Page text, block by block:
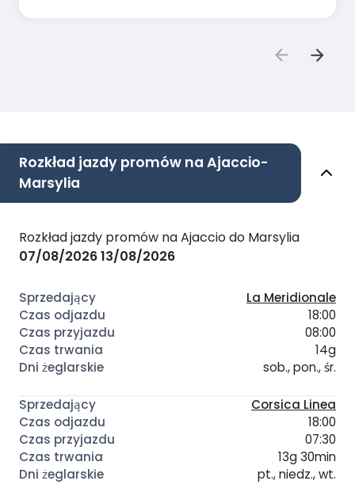
Rozkład jazdy promów na Ajaccio-
Marsylia
Rozkład jazdy promów na Ajaccio do Marsylia
07/08/202613/08/2026
La Meridionale
18:00
08:00
14g
sob., pon., śr.
Corsica Linea
18:00
07:30
13g 30min
pt., niedz., wt.